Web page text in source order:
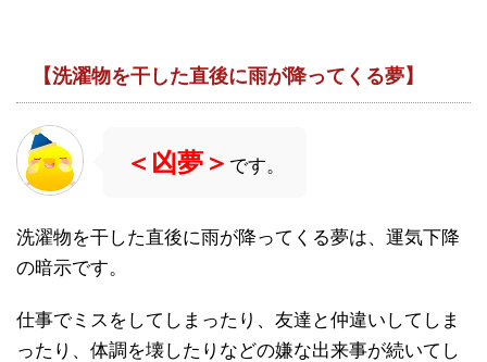
【洗濯物を干した直後に雨が降ってくる夢】
＜凶夢＞ です。
洗濯物を干した直後に雨が降ってくる夢は、運気下降
の暗示です。
仕事でミスをしてしまったり、友達と仲違いしてしま
ったり、体調を壊したりなどの嫌な出来事が続いてし